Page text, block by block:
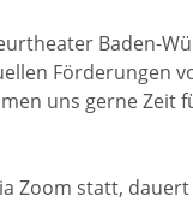
Baden-
Förderungen
uns gerne Zeit
Zoom statt, dauert